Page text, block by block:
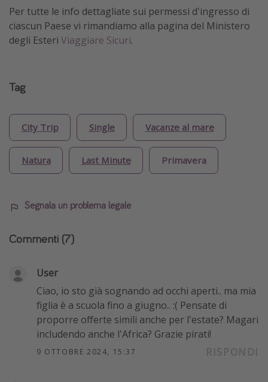
Per tutte le info dettagliate sui permessi d'ingresso di
ciascun Paese vi rimandiamo alla pagina del Ministero
degli Esteri Viaggiare Sicuri.
Tag
City Trip Single Vacanze al mare
Natura Last Minute Primavera
Segnala un problema legale
Commenti (7)
User
Ciao, io sto già sognando ad occhi aperti.. ma mia
figlia è a scuola fino a giugno.. :( Pensate di
proporre offerte simili anche per l'estate? Magari
includendo anche l'Africa? Grazie pirati!
9 OTTOBRE 2024, 15:37